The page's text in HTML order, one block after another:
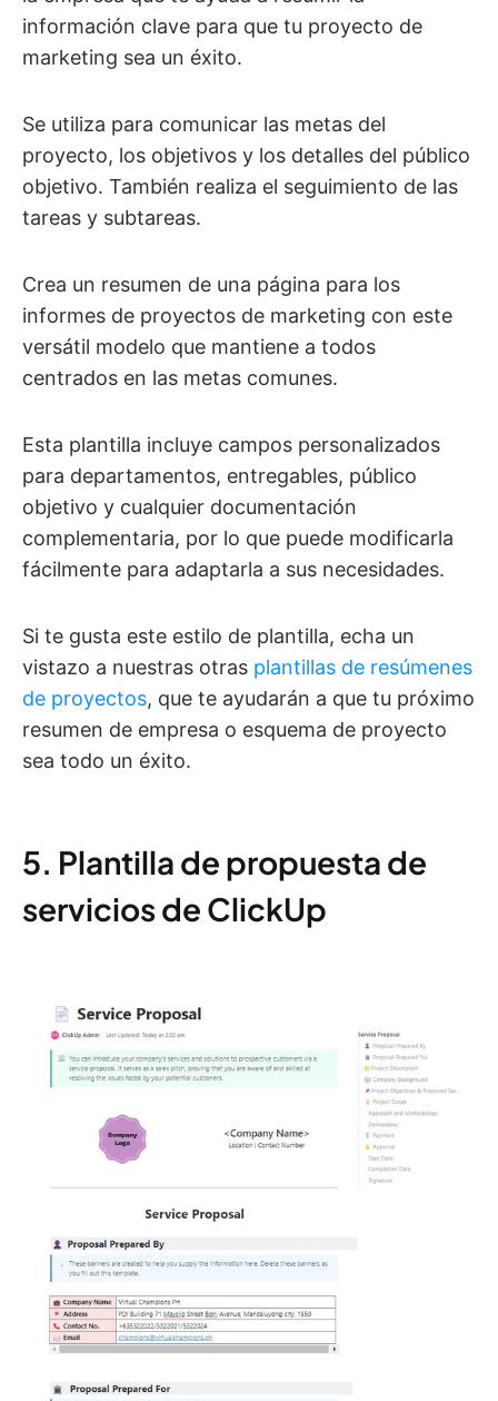
información clave para que tu proyecto de
marketing sea un éxito.
Se utiliza para comunicar las metas del
proyecto, los objetivos y los detalles del público
objetivo. También realiza el seguimiento de las
tareas y subtareas.
Crea un resumen de una página para los
informes de proyectos de marketing con este
versátil modelo que mantiene a todos
centrados en las metas comunes.
Esta plantilla incluye campos personalizados
para departamentos, entregables, público
objetivo y cualquier documentación
complementaria, por lo que puede modificarla
fácilmente para adaptarla a sus necesidades.
Si te gusta este estilo de plantilla, echa un
vistazo a nuestras otras plantillas de resúmenes
de proyectos, que te ayudarán a que tu próximo
resumen de empresa o esquema de proyecto
sea todo un éxito.
5. Plantilla de propuesta de
servicios de ClickUp